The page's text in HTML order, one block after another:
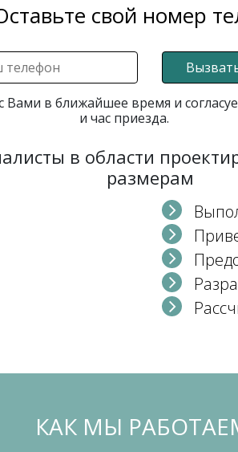
свой номер
Вами в ближайшее время и
и час приезда.
в области
размерам
КАК МЫ